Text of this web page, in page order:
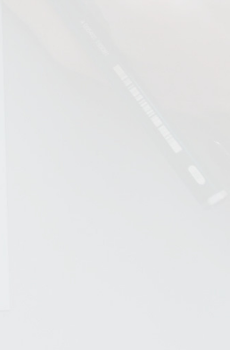
думать, что идет обычная
`(col, row)` для анимации.
ИИ, получается ход,
в правую панель логов